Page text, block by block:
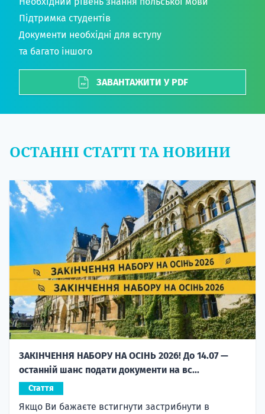
Підтримка студентів
Документи необхідні для вступу
та багато іншого
ЗАВАНТАЖИТИ У PDF
ОСТАННІ СТАТТІ ТА НОВИНИ
ЗАКІНЧЕННЯ НАБОРУ НА ОСІНЬ 2026! До 14.07 —
останній шанс подати документи на вс...
Стаття
Якщо Ви бажаєте встигнути застрибнути в